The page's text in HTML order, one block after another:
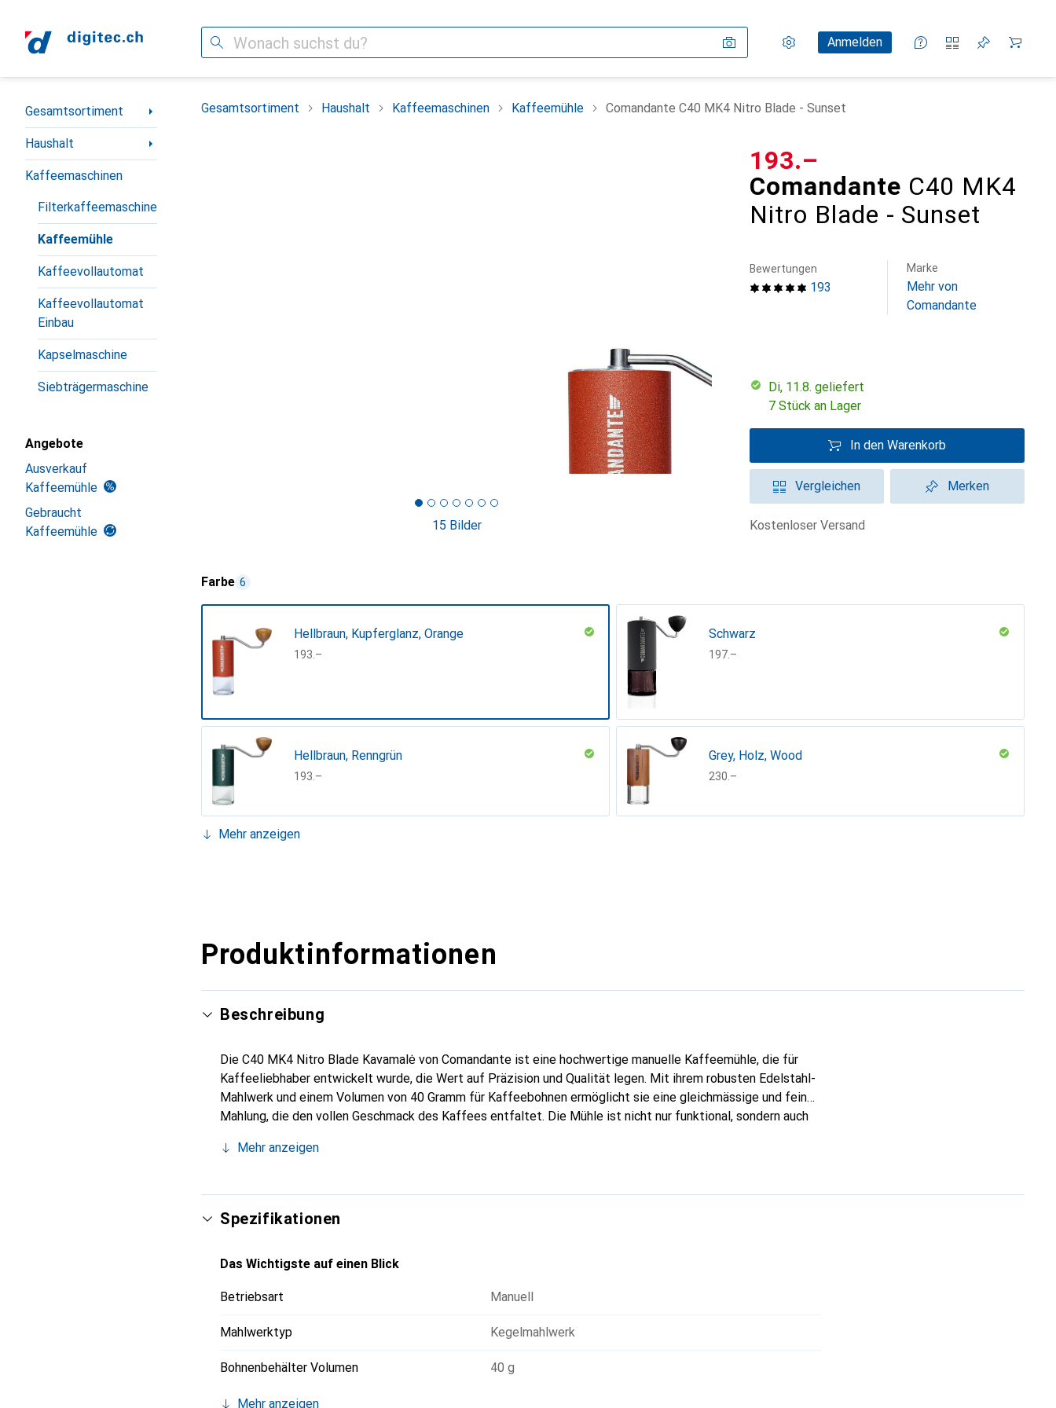
Suche Einstellungen
KundenkontoAnmelden
Vergleichslisten
Merklisten
Warenkorb
Navigation nach Kategorien
Gesamtsortiment
Haushalt
Kaffeemaschinen
Filterkaffeemaschine
Kaffeemühle
Kaffeevollautomat
Kaffeevollautomat
Einbau
Kapselmaschine
Siebträgermaschine
Angebote
Ausverkauf
Kaffeemühle
Gebraucht
Kaffeemühle
Gesamtsortiment Haushalt Kaffeemaschinen Kaffeemühle Comandante C40 MK4 Nitro Blade - Sunset
15 Bilder
Comandante C40 MK4
Nitro Blade - Sunset
CHF
193.–
193
Bewertungen Marke
Mehr von
Comandante
Di, 11.8. geliefert
7 Stück an Lager
In den Warenkorb
Vergleichen Merken
kostenloser Versand
Farbe 6
Hellbraun, Kupferglanz, Orange
CHF
193.–
Schwarz
CHF
197.–
Hellbraun, Renngrün
CHF
193.–
Grey, Holz, Wood
CHF
230.–
Mehr anzeigen
Produktinformationen
Beschreibung
Die C40 MK4 Nitro Blade Kavamalė von Comandante ist eine hochwertige manuelle Kaffeemühle, die für
Kaffeeliebhaber entwickelt wurde, die Wert auf Präzision und Qualität legen. Mit ihrem robusten Edelstahl-
Mahlwerk und einem Volumen von 40 Gramm für Kaffeebohnen ermöglicht sie eine gleichmässige und feine
Mahlung, die den vollen Geschmack des Kaffees entfaltet. Die Mühle ist nicht nur funktional, sondern auch
Deutschland, vereint die C40 MK4 Nitro Blade erstklassige Materialien und durchdachtes Design, um ein
über den Mahlgrad, was für die Zubereitung verschiedener Kaffeevariationen von Vorteil ist.
Mehr anzeigen
Spezifikationen
Das Wichtigste auf einen Blick
Betriebsart Manuell
Mahlwerktyp Kegelmahlwerk
Bohnenbehälter Volumen 40 g
Mehr anzeigen